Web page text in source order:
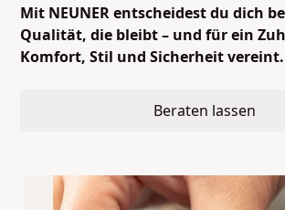
Mit NEUNER entscheidest du dich
Qualität, die bleibt – und für ein
Komfort, Stil und Sicherheit vereint.
Beraten lassen